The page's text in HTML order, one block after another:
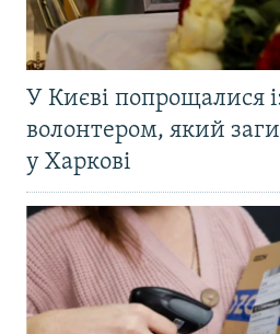
У Києві попрощалися
волонтером, який
у Харкові